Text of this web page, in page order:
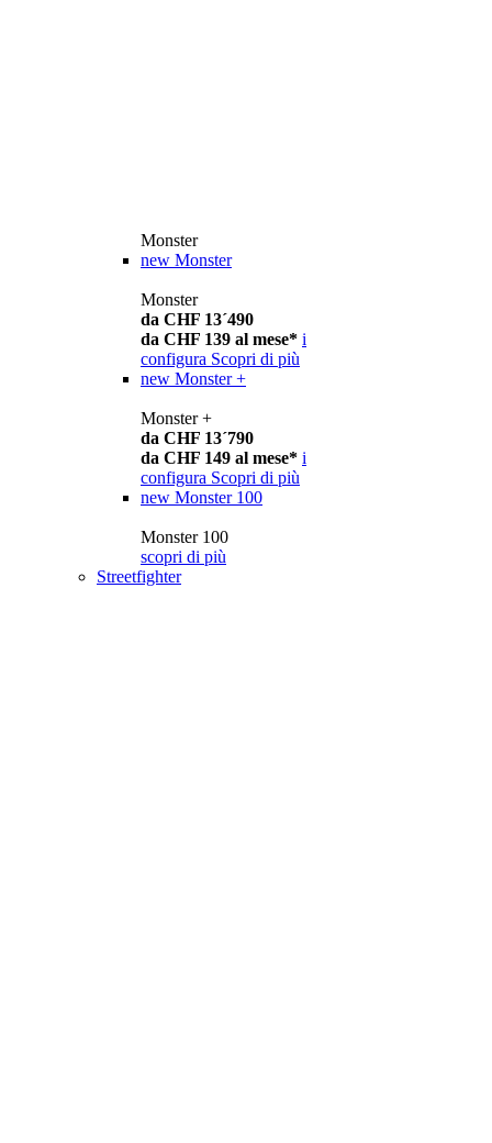
Monster
new Monster
Monster
da CHF 13´490
da CHF 139 al mese* i
configura Scopri di più
new Monster +
Monster +
da CHF 13´790
da CHF 149 al mese* i
configura Scopri di più
new Monster 100
Monster 100
scopri di più
Streetfighter